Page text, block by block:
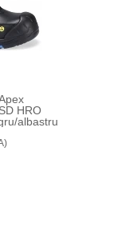
HRO
albastru